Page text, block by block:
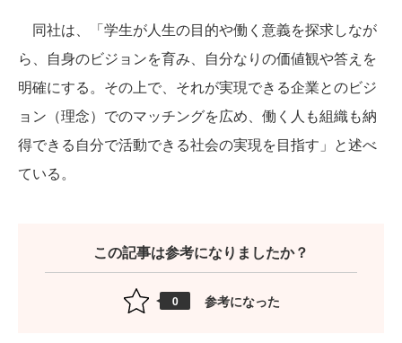
同社は、「学生が人生の目的や働く意義を探求しなが
ら、自身のビジョンを育み、自分なりの価値観や答えを
明確にする。その上で、それが実現できる企業とのビジ
ョン（理念）でのマッチングを広め、働く人も組織も納
得できる自分で活動できる社会の実現を目指す」と述べ
ている。
この記事は参考になりましたか？
0 参考になった